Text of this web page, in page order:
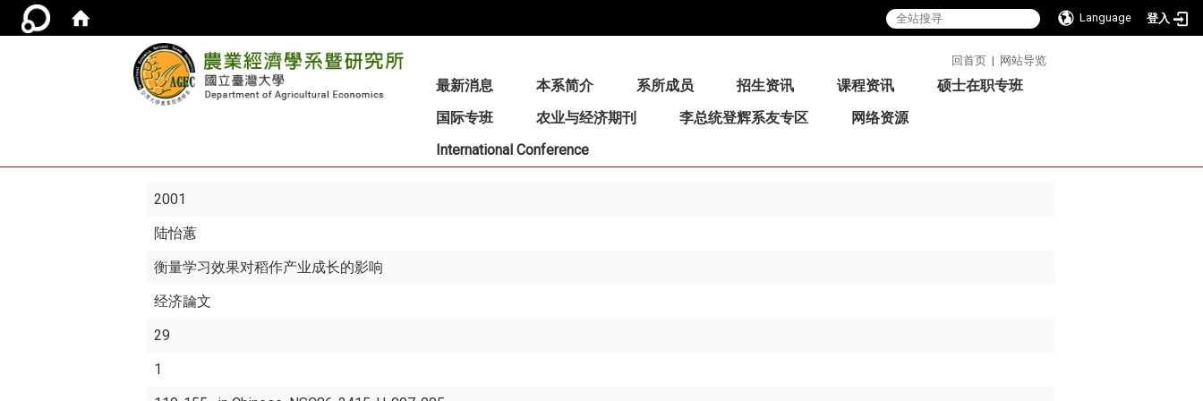
Language 登入
回首页 | 网站导览
最新消息 本系简介 系所成员 招生资讯 课程资讯
硕士在职专班
国际专班
农业与经济期刊 李总统登辉系友专区
网络资源
International Conference
2001
陆怡蕙
衡量学习效果对稻作产业成长的影响
经济論文
29
1